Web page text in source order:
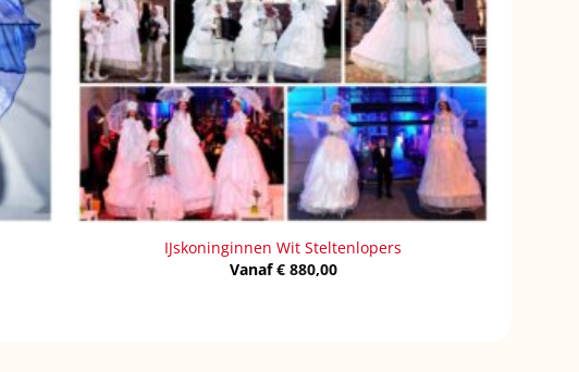
IJskoninginnen Wit Steltenlopers
Vanaf€880,00